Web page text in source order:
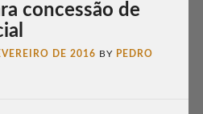
concessão de
DE 2016 BY PEDRO